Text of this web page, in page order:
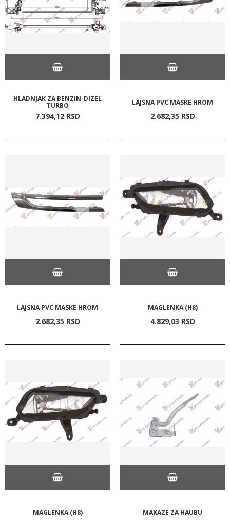
HLADNJAK ZA BENZIN-DIZEL
TURBO
7.394,12 RSD
LAJSNA PVC MASKE HROM
2.682,35 RSD
LAJSNA PVC MASKE HROM
2.682,35 RSD
MAGLENKA (H8)
4.829,03 RSD
MAGLENKA (H8) MAKAZE ZA HAUBU